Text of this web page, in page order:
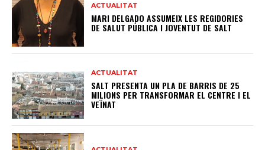
ACTUALITAT
MARI DELGADO ASSUMEIX LES REGIDORIES
DE SALUT PÚBLICA I JOVENTUT DE SALT
ACTUALITAT
SALT PRESENTA UN PLA DE BARRIS DE 25
MILIONS PER TRANSFORMAR EL CENTRE I EL
VEÏNAT